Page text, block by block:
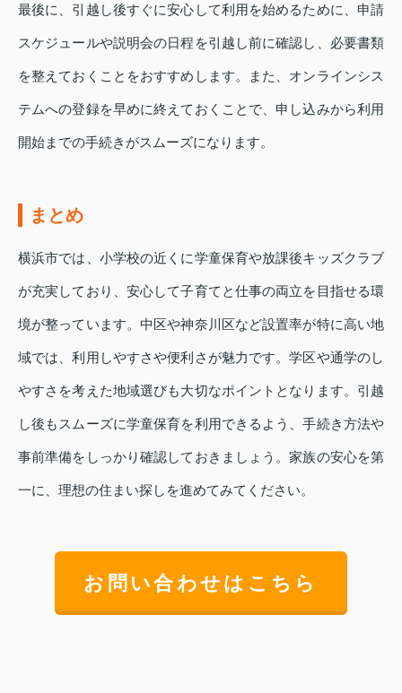
最後に、引越し後すぐに安心して利用を始めるために、申請
スケジュールや説明会の日程を引越し前に確認し、必要書類
を整えておくことをおすすめします。また、オンラインシス
テムへの登録を早めに終えておくことで、申し込みから利用
開始までの手続きがスムーズになります。
まとめ
横浜市では、小学校の近くに学童保育や放課後キッズクラブ
が充実しており、安心して子育てと仕事の両立を目指せる環
境が整っています。中区や神奈川区など設置率が特に高い地
域では、利用しやすさや便利さが魅力です。学区や通学のし
やすさを考えた地域選びも大切なポイントとなります。引越
し後もスムーズに学童保育を利用できるよう、手続き方法や
事前準備をしっかり確認しておきましょう。家族の安心を第
一に、理想の住まい探しを進めてみてください。
お問い合わせはこちら